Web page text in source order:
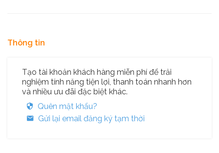
Thông tin
Tạo tài khoản khách hàng miễn phí để trải
nghiệm tính năng tiện lợi, thanh toán nhanh hơn
và nhiều ưu đãi đặc biệt khác.
Quên mật khẩu?
Gửi lại email đăng ký tạm thời